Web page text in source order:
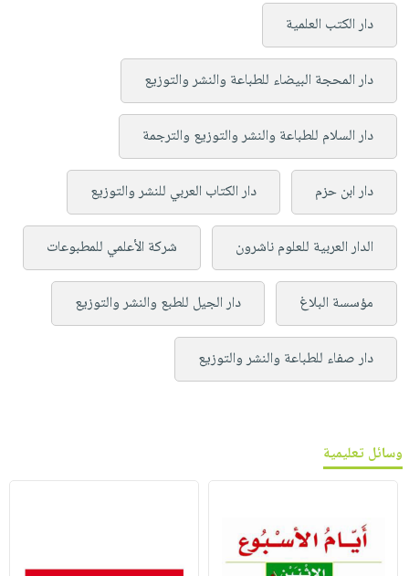
دار الكتب العلمية
دار المحجة البيضاء للطباعة والنشر والتوزيع
دار السلام للطباعة والنشر والتوزيع والترجمة
دار ابن حزم دار الكتاب العربي للنشر والتوزيع
الدار العربية للعلوم ناشرون شركة الأعلمي للمطبوعات
مؤسسة البلاغ دار الجيل للطبع والنشر والتوزيع
دار صفاء للطباعة والنشر والتوزيع
وسائل تعليمية